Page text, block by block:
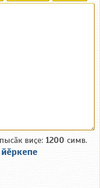
виҫе: 1200 симв.
йӗркепе